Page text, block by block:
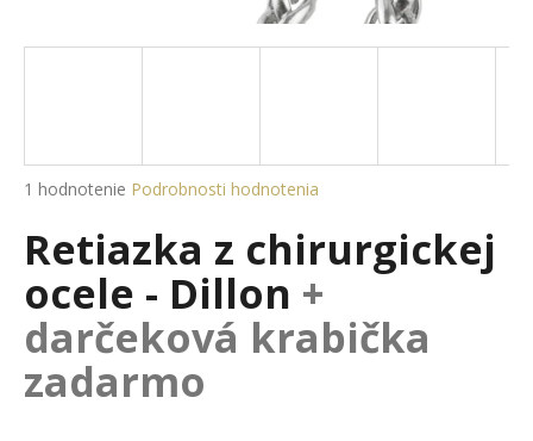
Priemerné
produktu
je
z
hviezdičiek.
1 hodnotenie Podrobnosti hodnotenia
Retiazka z chirurgickej
ocele - Dillon +
darčeková krabička
zadarmo
j
?
HĽADAŤ
O
d